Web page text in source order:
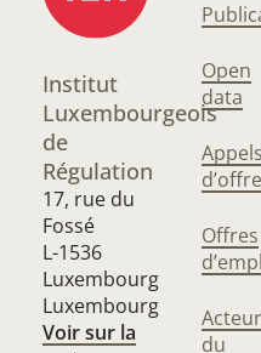
Institut
Luxembourgeois
de
Régulation
17, rue du
Fossé
L-1536
Luxembourg
Luxembourg
Voir sur la
Open
data
Appels
Offres
du